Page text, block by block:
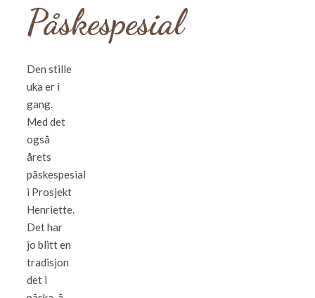
Påskespesial
Den stille
uka er i
gang.
Med det
også
årets
påskespesial
i Prosjekt
Henriette.
Det har
jo blitt en
tradisjon
det i